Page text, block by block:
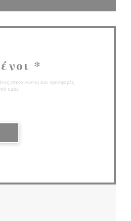
*
επικοινωνίες και προσφορές
εμάς.